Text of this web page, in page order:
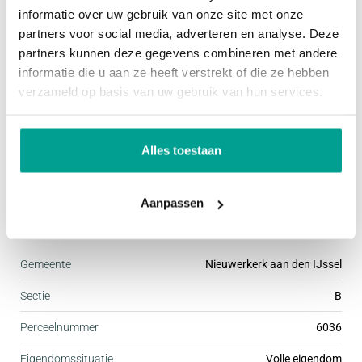
informatie over uw gebruik van onze site met onze
partners voor social media, adverteren en analyse. Deze
partners kunnen deze gegevens combineren met andere
informatie die u aan ze heeft verstrekt of die ze hebben
verzameld op basis van uw gebruik van hun services.
Alles toestaan
Aanpassen
Tevens is er een berging die u voldoende
bergruimte geeft. Deze berging is voorzien van een
wasbak en stroomaansluiting, ideaal voor
bijvoorbeeld fietsen, gereedschap of een kleine
1e verdieping:
Op de eerste verdieping bevinden zich twee ruime
waardoor ze heerlijk licht en ruimtelijk aanvoelen.
De kamers zijn goed in te delen en bieden
voldoende ruimte voor een tweepersoonsbed en
kastruimte.
Huidig gebruik Woonruimte
Huidige bestemming Woonruimte
Voorzieningen
Voorzieningen Mechanische ventilatie, Tv kabel, Glasvezel kabel
Gemeente Nieuwerkerk aan den IJssel
Sectie B
Perceelnummer 6036
Eigendomssituatie Volle eigendom